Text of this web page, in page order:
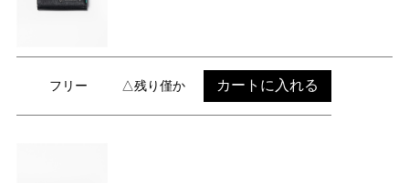
フリー △残り僅か カートに入れる